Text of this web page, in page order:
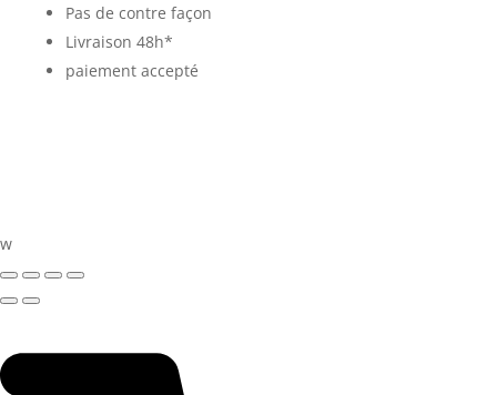
Pas de contre façon
Livraison 48h*
paiement accepté
w